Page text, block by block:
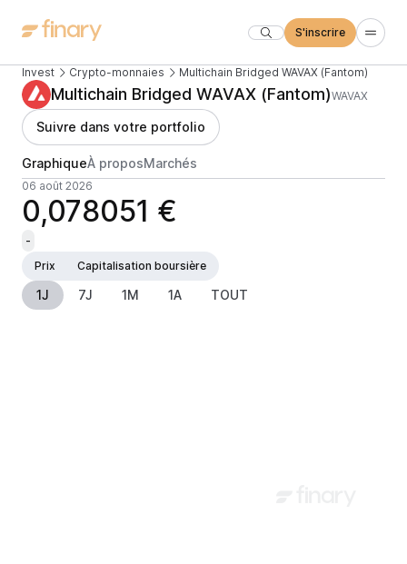
S'inscrire
Invest Crypto-monnaies Multichain Bridged WAVAX (Fantom)
Multichain Bridged WAVAX (Fantom)WAVAX
Suivre dans votre portfolio
GraphiqueÀ proposMarchés
06 août 2026
0,078051 €
-
Prix
Capitalisation boursière
1J 7J 1M 1A TOUT